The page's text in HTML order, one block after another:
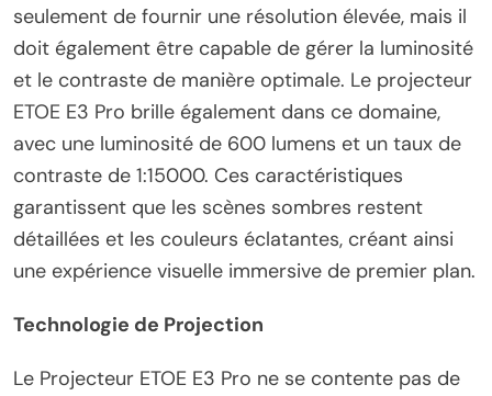
seulement de fournir une résolution élevée, mais il
doit également être capable de gérer la luminosité
et le contraste de manière optimale. Le projecteur
ETOE E3 Pro brille également dans ce domaine,
avec une luminosité de 600 lumens et un taux de
contraste de 1:15000. Ces caractéristiques
garantissent que les scènes sombres restent
détaillées et les couleurs éclatantes, créant ainsi
une expérience visuelle immersive de premier plan.
Technologie de Projection
Le Projecteur ETOE E3 Pro ne se contente pas de